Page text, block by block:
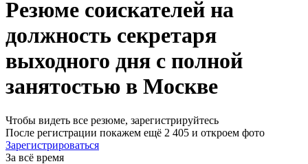
Резюме соискателей на
должность секретаря
выходного дня с полной
занятостью в Москве
Чтобы видеть все резюме, зарегистрируйтесь
После регистрации покажем ещё 2 405 и откроем фото
Зарегистрироваться
За всё время